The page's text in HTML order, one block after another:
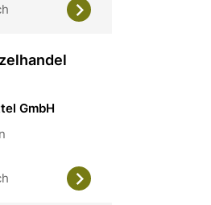
GmbH